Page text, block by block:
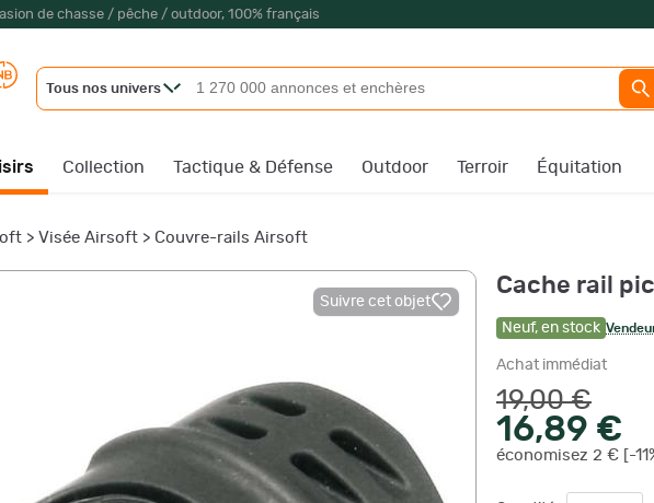
de chasse / pêche / outdoor, 100% français
Tous nos univers
Collection Tactique & Défense Outdoor Terroir Équitation
> Visée Airsoft > Couvre-rails Airsoft
Suivre cet objet
Cache rail
Neuf, en stock
Achat immédiat
19,00 €
16,89 €
économisez 2 € [-